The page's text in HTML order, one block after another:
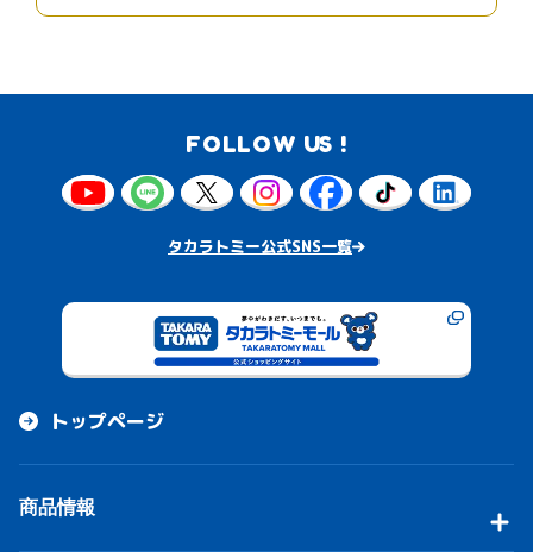
FOLLOW US !
タカラトミー公式SNS一覧
トップページ
商品情報